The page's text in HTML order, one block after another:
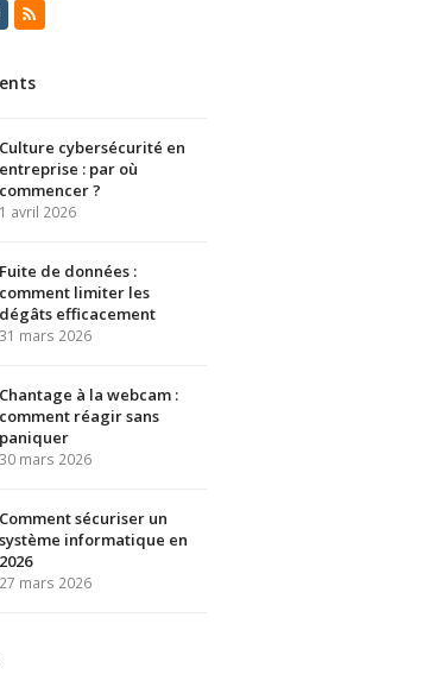
RSS
Culture cybersécurité en
entreprise : par où
commencer ?
1 avril 2026
Fuite de données :
comment limiter les
dégâts efficacement
31 mars 2026
Chantage à la webcam :
comment réagir sans
paniquer
30 mars 2026
Comment sécuriser un
système informatique en
2026
27 mars 2026